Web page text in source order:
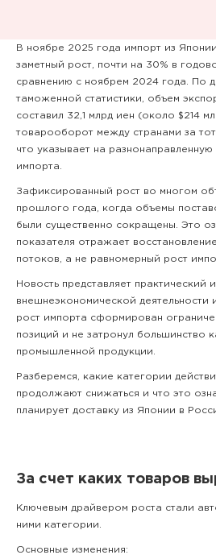
В ноябре 2025 года импорт из
заметный рост, почти на 30% в
сравнению с ноябрем 2024 года. По
таможенной статистики, объем
составил 32,1 млрд иен (около $214
товарооборот между странами за
что указывает на
импорта.
Зафиксированный рост во многом
прошлого года, когда объемы
были существенно сокращены. Это
показателя отражает
потоков, а не равномерный рост
Новость представляет практический
внешнеэкономической деятельности
рост импорта сформирован
позиций и не затронул большинство
промышленной продукции.
Разберемся, какие категории
продолжают снижаться и что это
планирует доставку из Японии в
За счет каких товаров
Ключевым драйвером роста стали
ними категории.
Основные изменения: